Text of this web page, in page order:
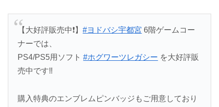
【大好評販売中❗️】#ヨドバシ宇都宮 6階ゲームコー
ナーでは、
PS4/PS5用ソフト#ホグワーツレガシー を大好評販
売中です‼️
購入特典のエンブレムピンバッジもご用意しており